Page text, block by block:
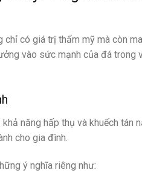
chỉ có giá trị thẩm mỹ mà còn
vào sức mạnh của đá trong
năng hấp thụ và khuếch
cho gia đình.
ý nghĩa riêng như: